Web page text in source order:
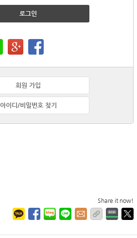
로그인
회원 가입
아이디/비밀번호 찾기
Share it now!